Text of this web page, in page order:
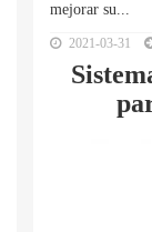
mejorar su...
2021-03-31